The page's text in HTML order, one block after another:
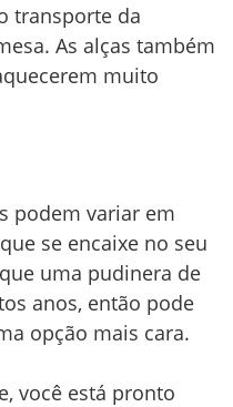
transporte da
As alças também
muito
podem variar em
se encaixe no seu
uma pudinera de
anos, então pode
opção mais cara.
você está pronto